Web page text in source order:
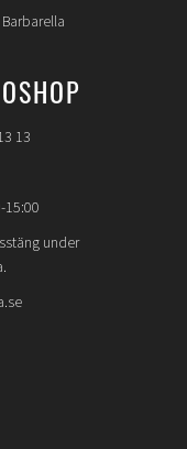
13
15:00
under